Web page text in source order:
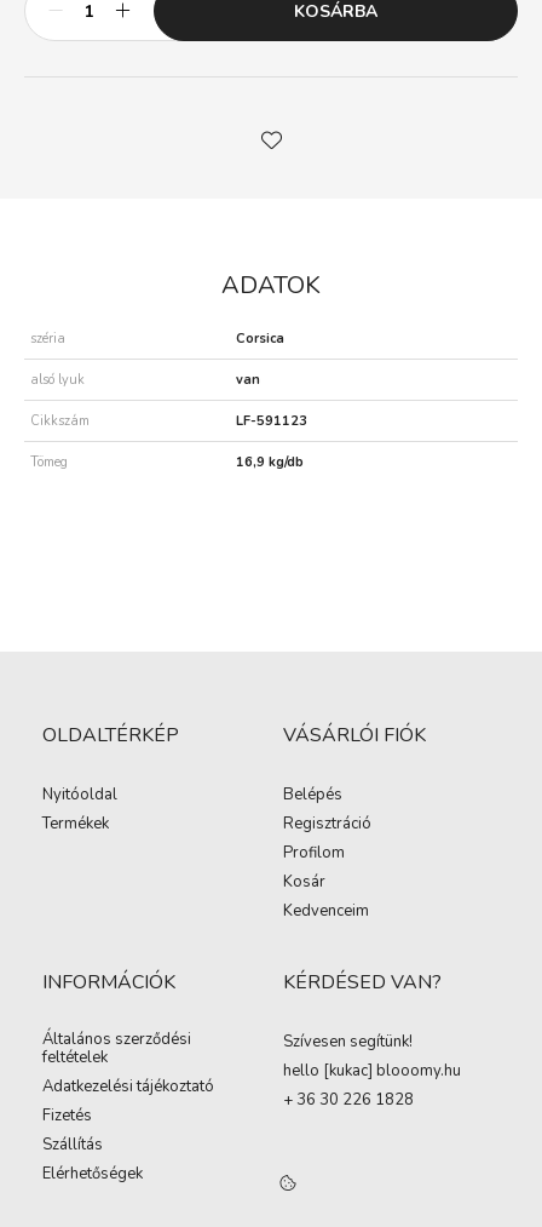
KOSÁRBA
ADATOK
széria Corsica
alsó lyuk van
Cikkszám LF-591123
Tömeg 16,9 kg/db
OLDALTÉRKÉP
Nyitóoldal
Termékek
VÁSÁRLÓI FIÓK
Belépés
Regisztráció
Profilom
Kosár
Kedvenceim
INFORMÁCIÓK
Általános szerződési
feltételek
Adatkezelési tájékoztató
Fizetés
Szállítás
Elérhetőségek
KÉRDÉSED VAN?
Szívesen segítünk!
hello [kukac] blooomy.hu
+ 36 30 226 1828